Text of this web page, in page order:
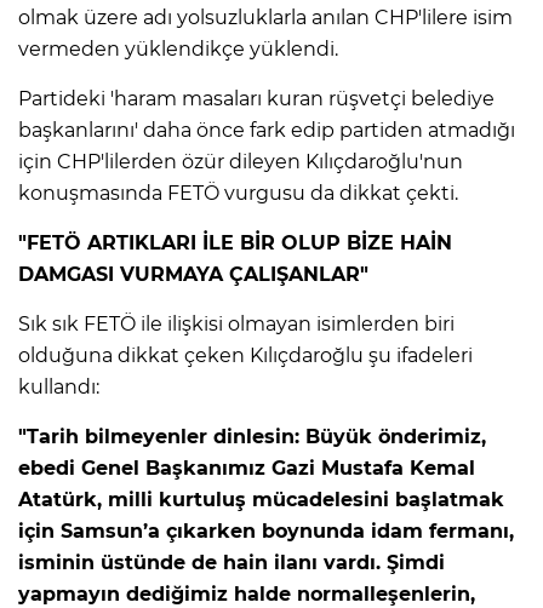
olmak üzere adı yolsuzluklarla anılan CHP'lilere isim
vermeden yüklendikçe yüklendi.
Partideki 'haram masaları kuran rüşvetçi belediye
başkanlarını' daha önce fark edip partiden atmadığı
için CHP'lilerden özür dileyen Kılıçdaroğlu'nun
konuşmasında FETÖ vurgusu da dikkat çekti.
"FETÖ ARTIKLARI İLE BİR OLUP BİZE HAİN
DAMGASI VURMAYA ÇALIŞANLAR"
Sık sık FETÖ ile ilişkisi olmayan isimlerden biri
olduğuna dikkat çeken Kılıçdaroğlu şu ifadeleri
kullandı:
"Tarih bilmeyenler dinlesin: Büyük önderimiz,
ebedi Genel Başkanımız Gazi Mustafa Kemal
Atatürk, milli kurtuluş mücadelesini başlatmak
için Samsun’a çıkarken boynunda idam fermanı,
isminin üstünde de hain ilanı vardı. Şimdi
yapmayın dediğimiz halde normalleşenlerin,